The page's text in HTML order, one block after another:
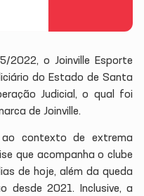
2022, o Joinville Esporte
do Estado de Santa
Judicial, o qual foi
de Joinville.
contexto de extrema
que acompanha o clube
de hoje, além da queda
desde 2021. Inclusive, a